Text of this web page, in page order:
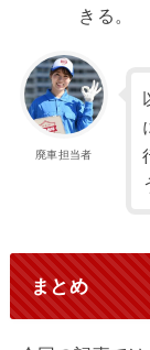
きる。
廃車担当者
まとめ